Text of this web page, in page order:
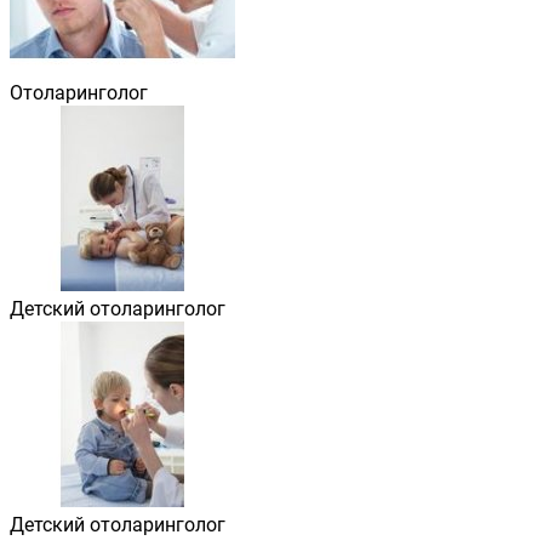
Отоларинголог
Детский отоларинголог
Детский отоларинголог